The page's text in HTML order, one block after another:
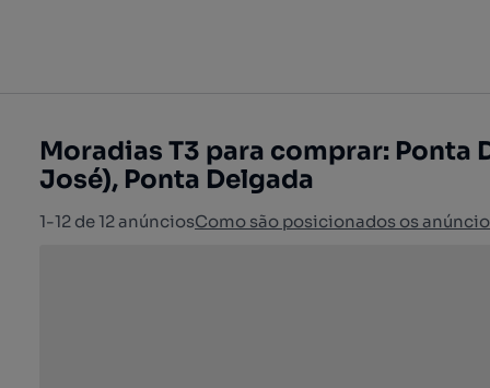
Moradias T3 para comprar: Ponta
José), Ponta Delgada
1-12 de 12 anúnciosComo são posicionados os